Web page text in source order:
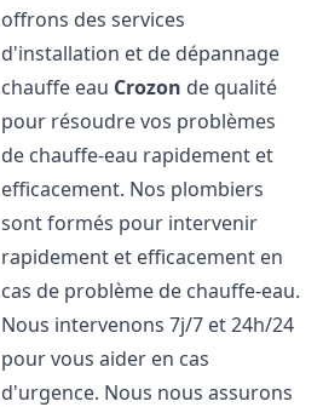
offrons des services
d'installation et de dépannage
chauffe eau Crozon de qualité
pour résoudre vos problèmes
de chauffe-eau rapidement et
efficacement. Nos plombiers
sont formés pour intervenir
rapidement et efficacement en
cas de problème de chauffe-eau.
Nous intervenons 7j/7 et 24h/24
pour vous aider en cas
d'urgence. Nous nous assurons